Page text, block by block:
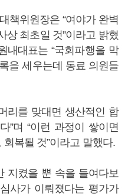
책위원장은 “여야가 완벽
상 최초일 것”이라고 밝혔
내대표는 “국회파행을 막
을 세우는데 동료 의원들
리를 맞대면 생산적인 합
”며 “이런 과정이 쌓이면
복될 것”이라고 말했다.
지켰을 뿐 속을 들여다보
사가 이뤄졌다는 평가가